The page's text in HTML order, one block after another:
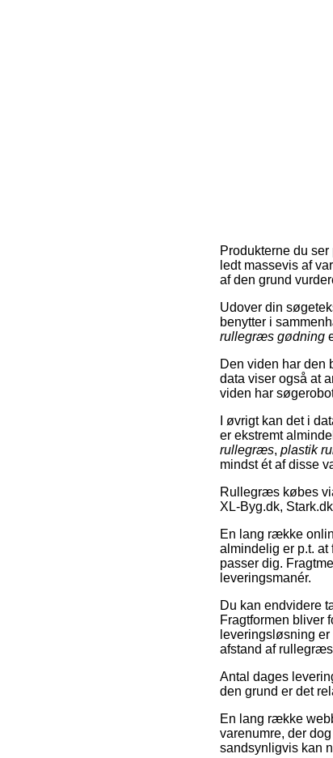
Produkterne du
ledt massevis af
af den grund
Udover din
benytter i
rullegræs gødning
Den viden har den
data viser også at
viden har
I øvrigt kan det i
er ekstremt
rullegræs, plastik
mindst ét af disse
Rullegræs købes
XL-Byg.dk,
En lang række
almindelig er p.t.
passer dig.
leveringsmanér.
Du kan endvidere
Fragtformen bliver
leveringsløsning
afstand af
Antal dages
den grund er det
En lang række
varenumre, der
sandsynligvis kan